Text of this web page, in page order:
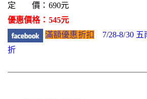
定 價：690元
優惠價格：545元
滿額優惠折扣
7/28-8/30
折